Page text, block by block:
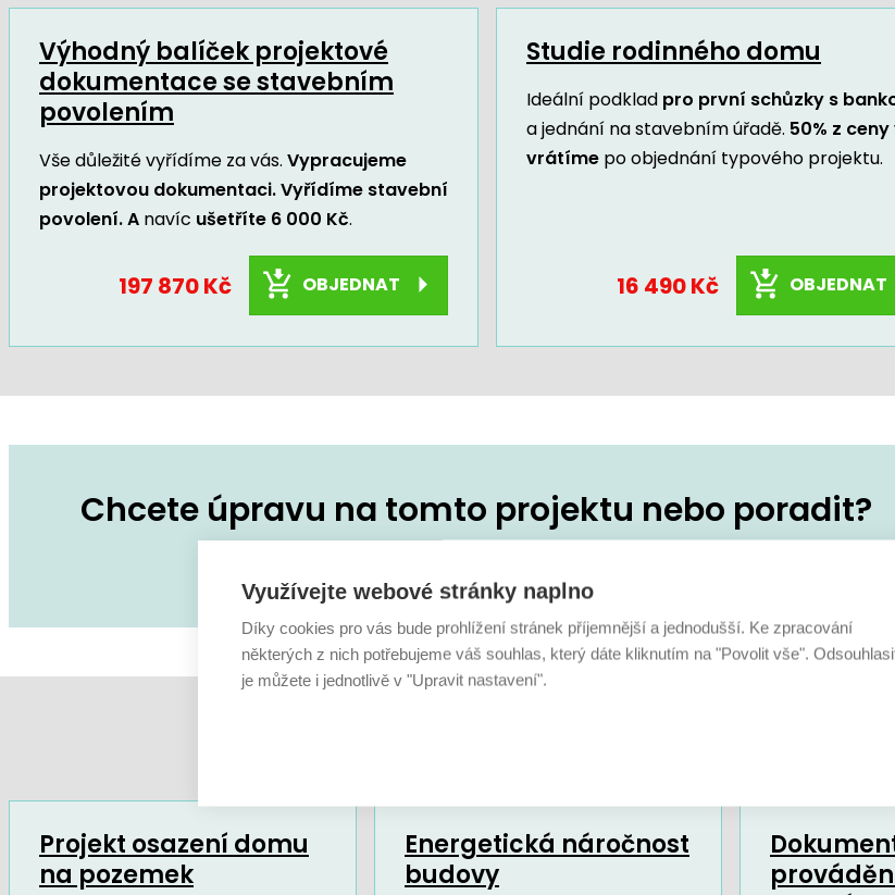
Výhodný balíček projektové
dokumentace se stavebním
povolením
Vše důležité vyřídíme za vás. Vypracujeme
projektovou dokumentaci. Vyřídíme stavební
povolení. A navíc ušetříte 6 000 Kč.
197 870 Kč OBJEDNAT
Studie rodinného domu
Ideální podklad pro první schůzky s
a jednání na stavebním úřadě. 50% z
vrátímepo objednání typového projektu.
16 490 Kč OBJEDNAT
Chcete úpravu na tomto projektu nebo poradit?
Projekt osazení domu
na pozemek
Energetická náročnost
budovy
Využívejte webové stránky naplno
Díky cookies pro vás bude prohlížení stránek příjemnější a jednodušší. Ke zpracování
některých z nich potřebujeme váš souhlas, který dáte kliknutím na "Povolit vše".
je můžete i jednotlivě v "Upravit nastavení".